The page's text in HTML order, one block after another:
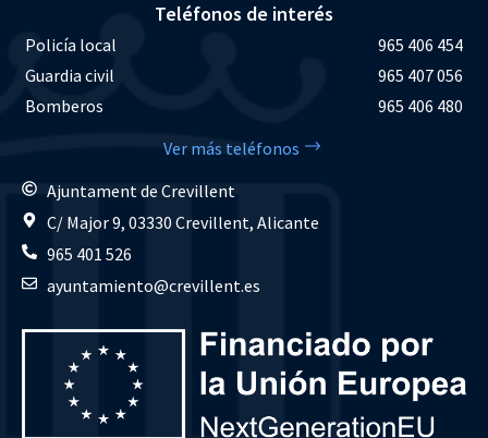
Teléfonos de interés
Policía local
965 406 454
Guardia civil
965 407 056
Bomberos
965 406 480
Ver más teléfonos
Ajuntament de Crevillent
C/ Major 9, 03330 Crevillent, Alicante
965 401 526
ayuntamiento@crevillent.es